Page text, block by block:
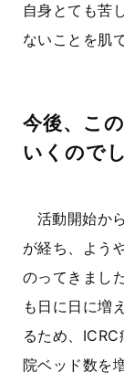
自身とても苦
ないことを肌
今後、こ
いくので
活動開始か
が経ち、よう
のってきまし
も日に日に増
るため、ICRC
院ベッド数を